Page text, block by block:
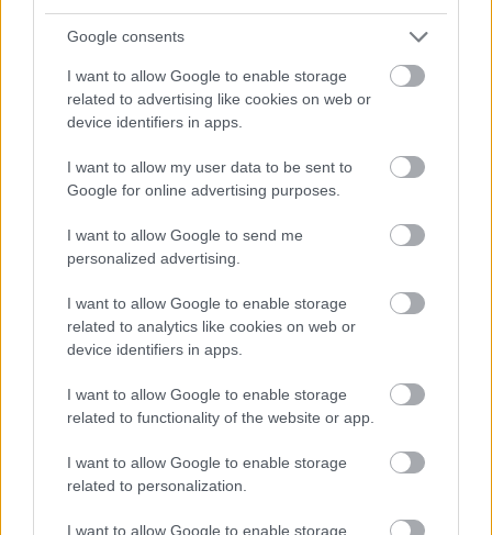
Google consents
I want to allow Google to enable storage
related to advertising like cookies on web or
device identifiers in apps.
I want to allow my user data to be sent to
Google for online advertising purposes.
I want to allow Google to send me
personalized advertising.
I want to allow Google to enable storage
related to analytics like cookies on web or
device identifiers in apps.
I want to allow Google to enable storage
related to functionality of the website or app.
I want to allow Google to enable storage
related to personalization.
I want to allow Google to enable storage
Najnovšie príspevky
Re: Takto sa rieši málo úložného miesta. V tomto byte
stačil jeden prvok | Môjdom.sk
My napríklad labky utierame hneď pri dverách a doma pred dvere
používame tyčový ETA Terier…
Re: Takto sa rieši málo úložného miesta. V tomto byte
stačil jeden prvok | Môjdom.sk
Dizajn je to nádherný, tá brezová preglejka a čisté línie vyzerajú super.